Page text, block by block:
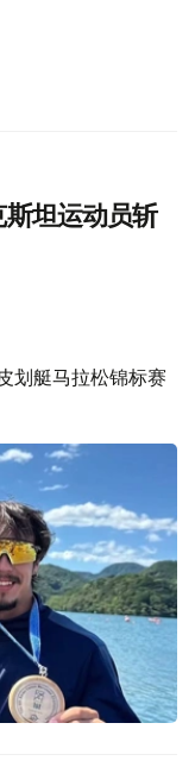
坦运动员斩
划艇马拉松锦标赛